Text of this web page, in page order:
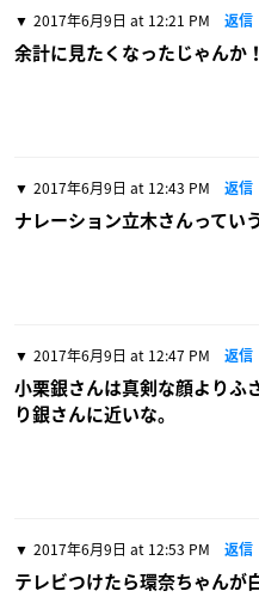
2017年6月9日 at 12:21 PM 返信
余計に見たくなったじゃんか
2017年6月9日 at 12:43 PM 返信
ナレーション立木さんってい
2017年6月9日 at 12:47 PM 返信
小栗銀さんは真剣な顔よりふ
り銀さんに近いな。
2017年6月9日 at 12:53 PM 返信
テレビつけたら環奈ちゃんが